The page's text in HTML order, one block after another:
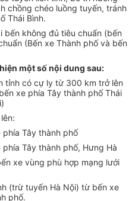
chồng chéo luồng tuyến, tránh
Thái Bình.
không đủ tiêu chuẩn (bến
(Bến xe Thành phố và bến
một số nội dung sau:
tỉnh có cự ly từ 300 km trở lên
xe phía Tây thành phố Thái
Tây thành phố
Tây thành phố, Hưng Hà
xe vùng phù hợp mạng lưới
(trừ tuyến Hà Nội) từ bến xe
phố.